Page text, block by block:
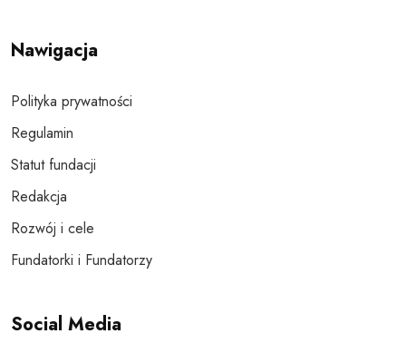
Nawigacja
Polityka prywatności
Regulamin
Statut fundacji
Redakcja
Rozwój i cele
Fundatorki i Fundatorzy
Social Media